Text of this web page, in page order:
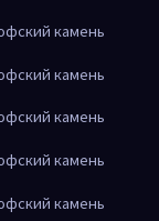
камень
камень
камень
камень
камень